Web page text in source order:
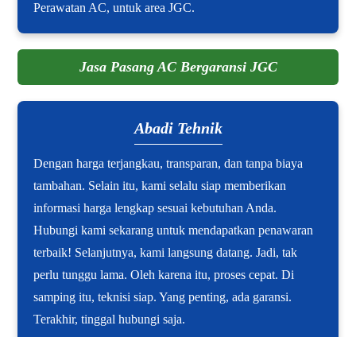
Perawatan AC, untuk area JGC.
Jasa Pasang AC Bergaransi JGC
Abadi Tehnik
Dengan harga terjangkau, transparan, dan tanpa biaya
tambahan. Selain itu, kami selalu siap memberikan
informasi harga lengkap sesuai kebutuhan Anda.
Hubungi kami sekarang untuk mendapatkan penawaran
terbaik! Selanjutnya, kami langsung datang. Jadi, tak
perlu tunggu lama. Oleh karena itu, proses cepat. Di
samping itu, teknisi siap. Yang penting, ada garansi.
Terakhir, tinggal hubungi saja.